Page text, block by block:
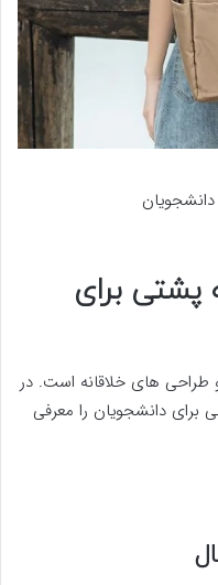
پشتی برای
طراحی های خلاقانه است. در
دانشجویان را معرفی